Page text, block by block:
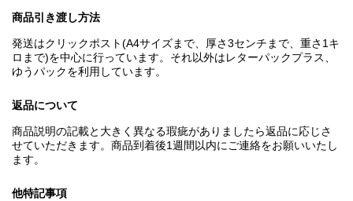
商品引き渡し方法
発送はクリックポスト(A4サイズまで、厚さ3センチまで、重さ1キ
ロまで)を中心に行っています。それ以外はレターパックプラス、
ゆうパックを利用しています。
返品について
商品説明の記載と大きく異なる瑕疵がありましたら返品に応じさ
せていただきます。商品到着後1週間以内にご連絡をお願いいたし
ます。
他特記事項